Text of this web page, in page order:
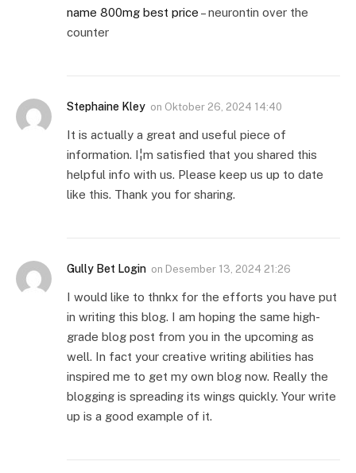
name 800mg best price – neurontin over the
counter
Stephaine Kley on Oktober 26, 2024 14:40
It is actually a great and useful piece of
information. I¦m satisfied that you shared this
helpful info with us. Please keep us up to date
like this. Thank you for sharing.
Gully Bet Login on Desember 13, 2024 21:26
I would like to thnkx for the efforts you have put
in writing this blog. I am hoping the same high-
grade blog post from you in the upcoming as
well. In fact your creative writing abilities has
inspired me to get my own blog now. Really the
blogging is spreading its wings quickly. Your write
up is a good example of it.